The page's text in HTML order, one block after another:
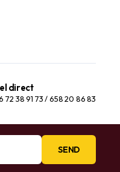
direct
72 38 91 73 / 658 20 86 83
SEND